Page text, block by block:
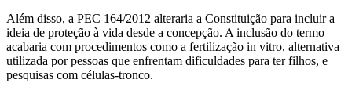
Além disso, a PEC 164/2012 alteraria a Constituição para incluir a
ideia de proteção à vida desde a concepção. A inclusão do termo
acabaria com procedimentos como a fertilização in vitro, alternativa
utilizada por pessoas que enfrentam dificuldades para ter filhos, e
pesquisas com células-tronco.